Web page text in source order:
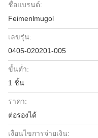
ชื่อแบรนด์:
Feimenlmugol
เลขรุ่น:
0405-020201-005
ขั้นต่ำ:
1 ชิ้น
ราคา:
ต่อรองได้
เงื่อนไขการจ่ายเงิน: